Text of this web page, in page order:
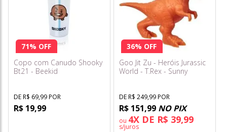
71% OFF
Copo com Canudo Shooky
Bt21 - Beekid
DE R$ 69,99 POR
R$ 19,99
36% OFF
Goo Jit Zu - Heróis Jurassic
World - T.Rex - Sunny
DE R$ 249,99 POR
R$ 151,99 NO PIX
ou 4X DE R$ 39,99
s/juros